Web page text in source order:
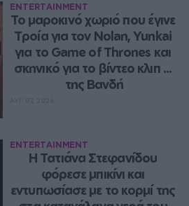
ENTERTAINMENT
Το μαροκινό χωριό που έγινε
Τροία για τον Nolan, Yunkai
για το Game of Thrones και
σκηνικό για το βίντεο κλιπ ...
της Βανδή
ENTERTAINMENT
Η Τατιάνα Στεφανίδου
φόρεσε μπικίνι και
εντυπωσίασε με το κορμί της